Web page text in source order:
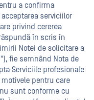
a confirma
serviciilor
privind cererea
în scris în
Notei de solicitare a
"), fie semnând Nota de
Serviciile profesionale
pentru care
sunt conforme cu